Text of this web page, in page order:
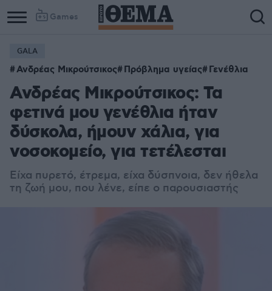
Games
GALA
Ανδρέας Μικρούτσικος Πρόβλημα υγείας Γενέθλια
Ανδρέας Μικρούτσικος: Τα
φετινά μου γενέθλια ήταν
δύσκολα, ήμουν χάλια, για
νοσοκομείο, για τετέλεσται
Είχα πυρετό, έτρεμα, είχα δύσπνοια, δεν ήθελα
τη ζωή μου, που λένε, είπε ο παρουσιαστής